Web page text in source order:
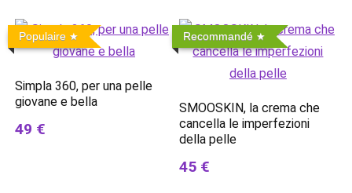
Populaire
Simpla 360, per una pelle
giovane e bella
49 €
Recommandé
SMOOSKIN, la crema che
cancella le imperfezioni
della pelle
45 €